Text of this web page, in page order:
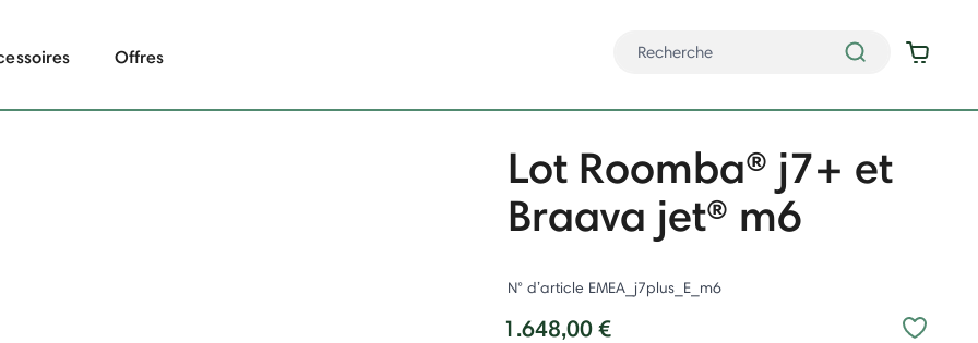
Offres
Lot Roomba® j7+ et
Braava jet® m6
N° d’article EMEA_j7plus_E_m6
1.648,00 €